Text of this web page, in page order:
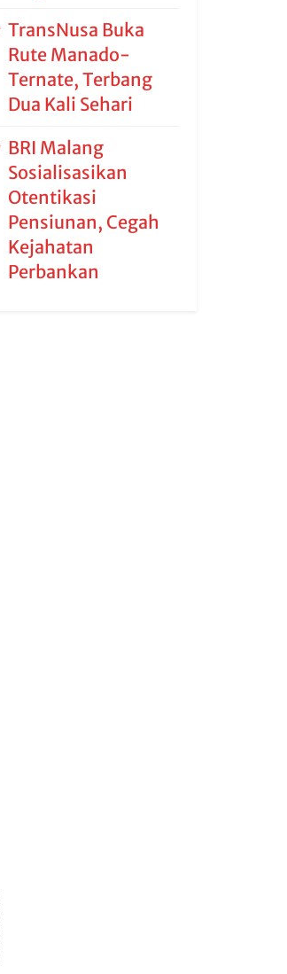
TransNusa Buka
Rute Manado-
Ternate, Terbang
Dua Kali Sehari
BRI Malang
Sosialisasikan
Otentikasi
Pensiunan, Cegah
Kejahatan
Perbankan